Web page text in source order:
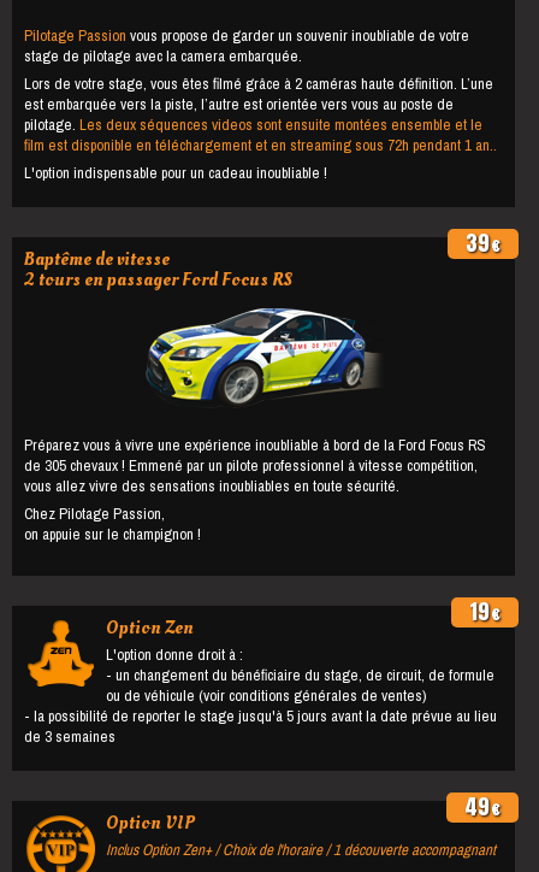
Pilotage Passionvous propose de garder un souvenir inoubliable de votre
stage de pilotage avec la camera embarquée.
Lors de votre stage, vous êtes filmé grâce à 2 caméras haute définition. L’une
est embarquée vers la piste, l’autre est orientée vers vous au poste de
pilotage.Les deux séquences videos sont ensuite montées ensemble et le
film est disponible en téléchargement et en streaming sous 72h pendant 1 an..
L'option indispensable pour un cadeau inoubliable !
Baptême de vitesse
2 tours en passager Ford Focus RS
39€
Préparez vous à vivre une expérience inoubliable à bord de la Ford Focus RS
de 305 chevaux ! Emmené par un pilote professionnel à vitesse compétition,
vous allez vivre des sensations inoubliables en toute sécurité.
Chez Pilotage Passion,
on appuie sur le champignon !
Option Zen
19€
L'option donne droit à :
- un changement du bénéficiaire du stage, de circuit, de formule
ou de véhicule (voir conditions générales de ventes)
- la possibilité de reporter le stage jusqu'à 5 jours avant la date prévue au lieu
de 3 semaines
Option VIP
49€
Inclus Option Zen+ / Choix de l'horaire / 1 découverte accompagnant